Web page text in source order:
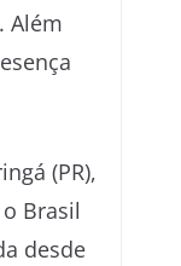
Além
(PR),
Brasil
desde